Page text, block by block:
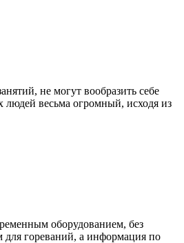
не могут вообразить себе
людей весьма огромный, исходя из
оборудованием, без
для гореваний, а информация по